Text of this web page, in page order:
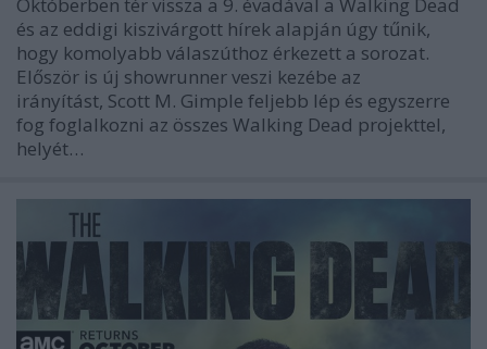
Októberben tér vissza a 9. évadával a Walking Dead
és az eddigi kiszivárgott hírek alapján úgy tűnik,
hogy komolyabb válaszúthoz érkezett a sorozat.
Először is új showrunner veszi kezébe az
irányítást, Scott M. Gimple feljebb lép és egyszerre
fog foglalkozni az összes Walking Dead projekttel,
helyét…